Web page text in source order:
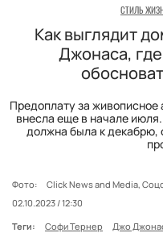
СТИЛЬ
Как выглядит
Джонаса,
Предоплату за
внесла еще в начале
должна была к декабрю,
Фото: Click News and Media,
02.10.2023 / 12:30
Теги:
Софи Тернер Джо